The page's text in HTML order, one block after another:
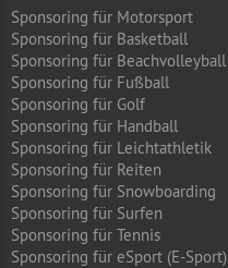
Sponsoring für Motorsport
Sponsoring für Basketball
Sponsoring für Beachvolleyball
Sponsoring für Fußball
Sponsoring für Golf
Sponsoring für Handball
Sponsoring für Leichtathletik
Sponsoring für Reiten
Sponsoring für Snowboarding
Sponsoring für Surfen
Sponsoring für Tennis
Sponsoring für eSport (E-Sport)